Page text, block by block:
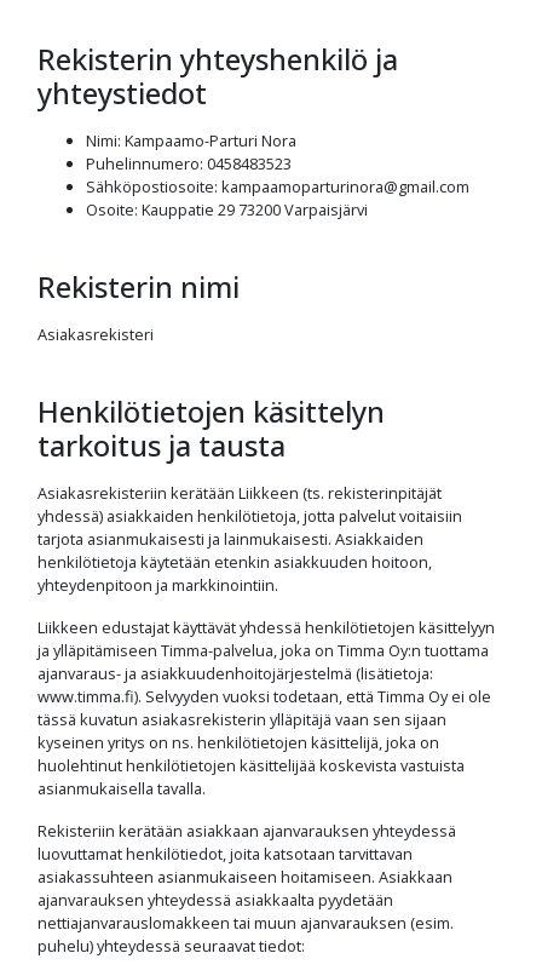
Rekisterin yhteyshenkilö ja
yhteystiedot
Nimi: Kampaamo-Parturi Nora
Puhelinnumero: 0458483523
Sähköpostiosoite: kampaamoparturinora@gmail.com
Osoite: Kauppatie 29 73200Varpaisjärvi
Rekisterin nimi
Asiakasrekisteri
Henkilötietojen käsittelyn
tarkoitus ja tausta
Asiakasrekisteriin kerätään Liikkeen (ts. rekisterinpitäjät
yhdessä) asiakkaiden henkilötietoja, jotta palvelut voitaisiin
tarjota asianmukaisesti ja lainmukaisesti. Asiakkaiden
henkilötietoja käytetään etenkin asiakkuuden hoitoon,
yhteydenpitoon ja markkinointiin.
Liikkeen edustajat käyttävät yhdessä henkilötietojen käsittelyyn
ja ylläpitämiseen Timma-palvelua, joka on Timma Oy:n tuottama
ajanvaraus- ja asiakkuudenhoitojärjestelmä (lisätietoja:
www.timma.fi). Selvyyden vuoksi todetaan, että Timma Oy ei ole
tässä kuvatun asiakasrekisterin ylläpitäjä vaan sen sijaan
kyseinen yritys on ns. henkilötietojen käsittelijä, joka on
huolehtinut henkilötietojen käsittelijää koskevista vastuista
asianmukaisella tavalla.
Rekisteriin kerätään asiakkaan ajanvarauksen yhteydessä
luovuttamat henkilötiedot, joita katsotaan tarvittavan
asiakassuhteen asianmukaiseen hoitamiseen. Asiakkaan
ajanvarauksen yhteydessä asiakkaalta pyydetään
nettiajanvarauslomakkeen tai muun ajanvarauksen (esim.
puhelu) yhteydessä seuraavat tiedot: